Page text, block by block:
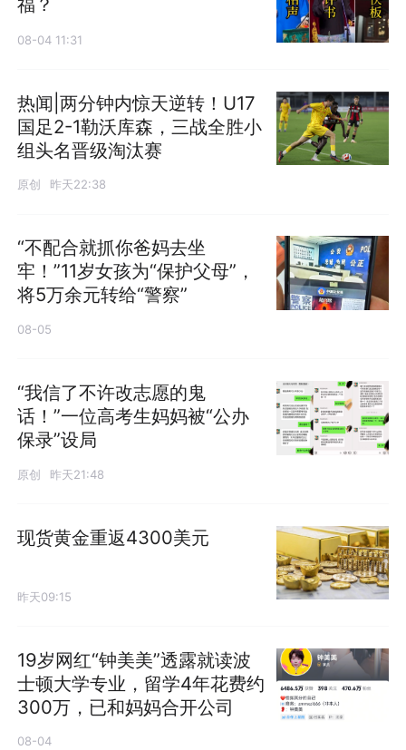
08-04 11:31
热闻|两分钟内惊天逆转！U17
国足2-1勒沃库森，三战全胜小
组头名晋级淘汰赛
原创 昨天22:38
“不配合就抓你爸妈去坐
牢！”11岁女孩为“保护父母”，
将5万余元转给“警察”
08-05
“我信了不许改志愿的鬼
话！”一位高考生妈妈被“公办
保录”设局
原创 昨天21:48
现货黄金重返4300美元
昨天09:15
19岁网红“钟美美”透露就读波
士顿大学专业，留学4年花费约
300万，已和妈妈合开公司
08-04